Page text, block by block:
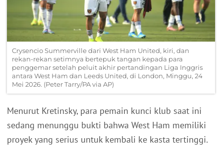
Crysencio Summerville dari West Ham United, kiri, dan
rekan-rekan setimnya bertepuk tangan kepada para
penggemar setelah peluit akhir pertandingan Liga Inggris
antara West Ham dan Leeds United, di London, Minggu, 24
Mei 2026. (Peter Tarry/PA via AP)
Menurut Kretinsky, para pemain kunci klub saat ini
sedang menunggu bukti bahwa West Ham memiliki
proyek yang serius untuk kembali ke kasta tertinggi.